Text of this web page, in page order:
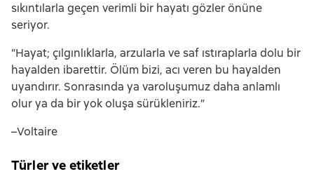
sıkıntılarla geçen verimli bir hayatı gözler önüne
seriyor.
“Hayat; çılgınlıklarla, arzularla ve saf ıstıraplarla dolu bir
hayalden ibarettir. Ölüm bizi, acı veren bu hayalden
uyandırır. Sonrasında ya varoluşumuz daha anlamlı
olur ya da bir yok oluşa sürükleniriz.”
–Voltaire
Türler ve etiketler